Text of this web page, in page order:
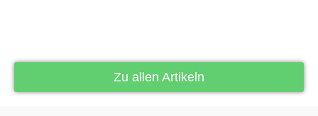
Zu allen Artikeln